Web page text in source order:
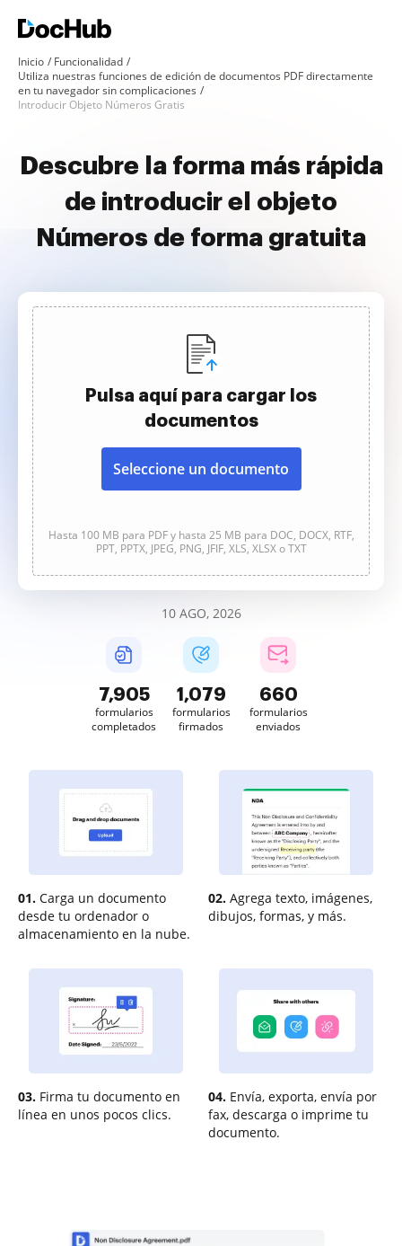
Inicio
Funcionalidad
Utiliza nuestras funciones de edición de documentos PDF directamente
en tu navegador sin complicaciones
Introducir Objeto Números Gratis
Descubre la forma más rápida
de introducir el objeto
Números de forma gratuita
Pulsa aquí para cargar los
documentos
Seleccione un documento
Hasta 100 MB para PDF y hasta 25 MB para DOC, DOCX, RTF,
PPT, PPTX, JPEG, PNG, JFIF, XLS, XLSX o TXT
10 AGO, 2026
7,906
formularios
completados
1,079
formularios
firmados
660
formularios
enviados
01. Carga un documento
desde tu ordenador o
almacenamiento en la nube.
02. Agrega texto, imágenes,
dibujos, formas, y más.
03. Firma tu documento en
línea en unos pocos clics.
04. Envía, exporta, envía por
fax, descarga o imprime tu
documento.